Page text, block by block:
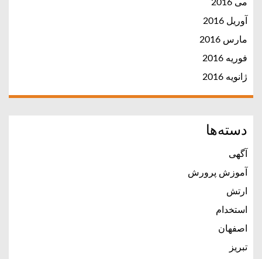
می 2016
آوریل 2016
مارس 2016
فوریه 2016
ژانویه 2016
دسته‌ها
آگهی
آموزش پرورش
ارتش
استخدام
اصفهان
تبریز